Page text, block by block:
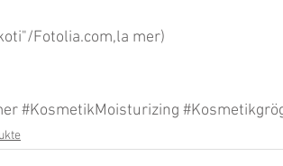
Fotolia.com,la mer)
#KosmetikMoisturizing